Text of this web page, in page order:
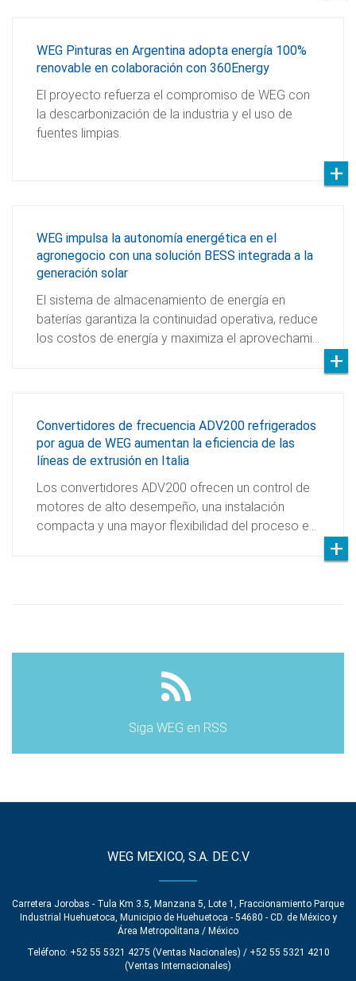
WEG Pinturas en Argentina adopta energía 100%
renovable en colaboración con 360Energy
El proyecto refuerza el compromiso de WEG con
la descarbonización de la industria y el uso de
fuentes limpias.
WEG impulsa la autonomía energética en el
agronegocio con una solución BESS integrada a la
generación solar
El sistema de almacenamiento de energía en
baterías garantiza la continuidad operativa, reduce
los costos de energía y maximiza el aprovechami…
Convertidores de frecuencia ADV200 refrigerados
por agua de WEG aumentan la eficiencia de las
líneas de extrusión en Italia
Los convertidores ADV200 ofrecen un control de
motores de alto desempeño, una instalación
compacta y una mayor flexibilidad del proceso e…
Siga WEG en RSS
WEG MEXICO, S.A. DE C.V
Carretera Jorobas - Tula Km 3.5, Manzana 5, Lote 1, Fraccionamiento Parque
Industrial Huehuetoca, Municipio de Huehuetoca - 54680 - CD. de México y
Área Metropolitana / México
Teléfono: +52 55 5321 4275 (Ventas Nacionales) / +52 55 5321 4210
(Ventas Internacionales)